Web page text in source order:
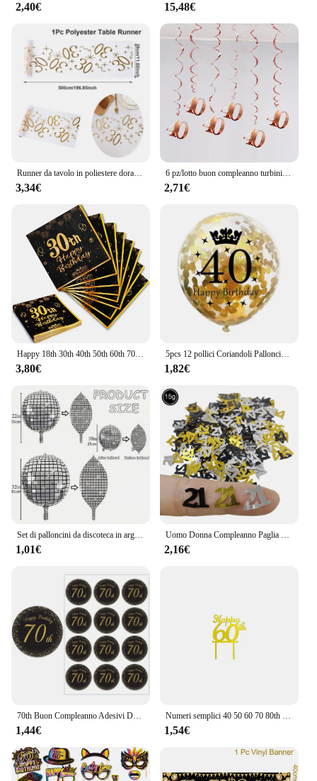
**Versatile and Adaptable**
The 70 9183 Offerte gioco set is not just a gaming
accessory; it's a versatile tool that adapts to various
gaming scenarios. Whether you're hosting a party or
organizing a casual get-together, this set is the
perfect addition to your gaming arsenal. The
lightweight and portable design make it easy to
transport, ensuring that the fun can follow you
wherever you go. The set is available for wholesale
and vendor purchases, making it an excellent choice
for retailers looking to expand their gaming
offerings.
Crafted from high-quality, durable plastic, the 70
9183 Offerte gioco set is built to last. The robust
construction withstands the rigors of frequent use,
ensuring that your gaming sessions remain
uninterrupted. The set's performance is top-notch,
providing a smooth and responsive gaming
experience that keeps players engaged. With its
reliable parts and accessories, this set is designed to
offer consistent performance, making it a trusted
choice for both personal and professional use.
2,40€ 15,48€
Runner da tavolo in poliestere dorato Happy 18th 30th 40th 70th Decorazioni per feste di compleanno per la casa Copritavolo Uomo Donna Articoli per feste
3,34€
6 pz/lotto buon compleanno turbinii decorazione 16 20 21 30 40 50 60 70 anni oro rosa PVC decorazioni per feste di compleanno
2,71€
Happy 18th 30th 40th 50th 60th 70th Birthday tovaglioli in oro nero 20 pezzi tovaglioli per feste 70th Birthday Happy 50th Birthday
3,80€
5pcs 12 pollici Coriandoli Palloncini In Lattice Di Compleanno Palloncino 16 18 21 30 40 50 60 70 Anni di Età Compleanno festa di Anniversario di Matrimonio Decorazioni
1,82€
Set di palloncini da discoteca in argento glamour da 1 pezzo - Finitura a specchio metallizzato lucido per feste danzanti retrò anni '70 e '80 - Decorazione versatile
1,01€
Uomo Donna Compleanno Paglia usa e getta Felice 18th 30th 40th 50th 60th Compleanno Paglia di carta Decor Anniversario Festa di compleanno Supplie
2,16€
1,44€ 1,54€